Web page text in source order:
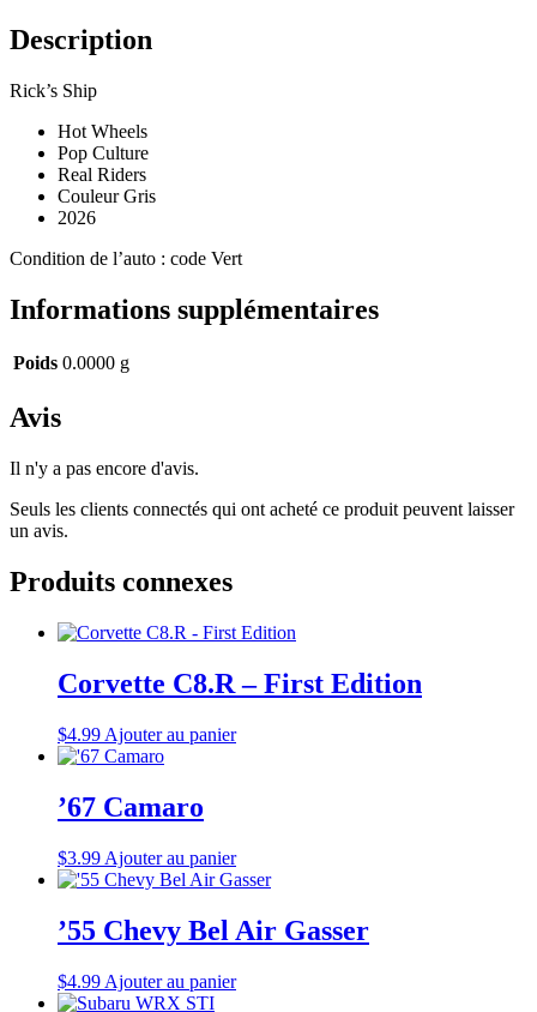
Description
Rick’s Ship
Hot Wheels
Pop Culture
Real Riders
Couleur Gris
2026
Condition de l’auto : code Vert
Informations supplémentaires
Poids 0.0000 g
Avis
Il n'y a pas encore d'avis.
Seuls les clients connectés qui ont acheté ce produit peuvent laisser
un avis.
Produits connexes
Corvette C8.R – First Edition
$4.99 Ajouter au panier
’67 Camaro
$3.99 Ajouter au panier
’55 Chevy Bel Air Gasser
$4.99 Ajouter au panier